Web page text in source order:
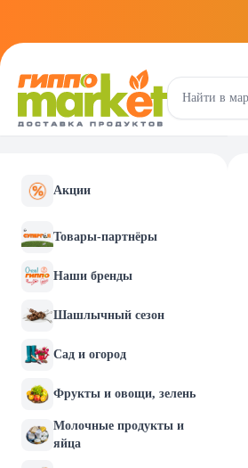
Акции
Товары-партнёры
Наши бренды
Шашлычный сезон
Сад и огород
Фрукты и овощи, зелень
Молочные продукты и
яйца